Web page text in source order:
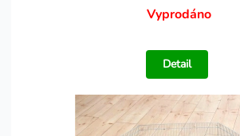
Vyprodáno
Detail